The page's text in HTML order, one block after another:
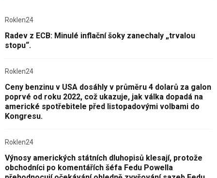
Roklen24
Radev z ECB: Minulé inflační šoky zanechaly „trvalou
stopu“.
Roklen24
Ceny benzinu v USA dosáhly v průměru 4 dolarů za galon
poprvé od roku 2022, což ukazuje, jak válka dopadá na
americké spotřebitele před listopadovými volbami do
Kongresu.
Roklen24
Výnosy amerických státních dluhopisů klesají, protože
obchodníci po komentářích šéfa Fedu Powella